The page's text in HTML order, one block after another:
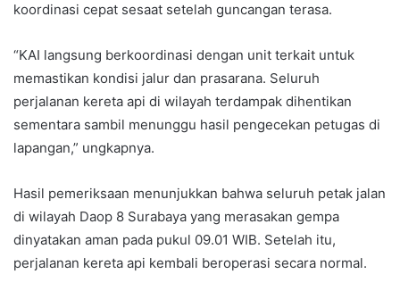
koordinasi cepat sesaat setelah guncangan terasa.
“KAI langsung berkoordinasi dengan unit terkait untuk
memastikan kondisi jalur dan prasarana. Seluruh
perjalanan kereta api di wilayah terdampak dihentikan
sementara sambil menunggu hasil pengecekan petugas di
lapangan,” ungkapnya.
Hasil pemeriksaan menunjukkan bahwa seluruh petak jalan
di wilayah Daop 8 Surabaya yang merasakan gempa
dinyatakan aman pada pukul 09.01 WIB. Setelah itu,
perjalanan kereta api kembali beroperasi secara normal.